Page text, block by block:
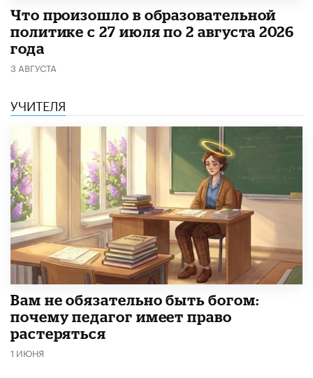
​Что произошло в образовательной
политике с 27 июля по 2 августа 2026
года
3 АВГУСТА
УЧИТЕЛЯ
​Вам не обязательно быть богом:
почему педагог имеет право
растеряться
1 ИЮНЯ